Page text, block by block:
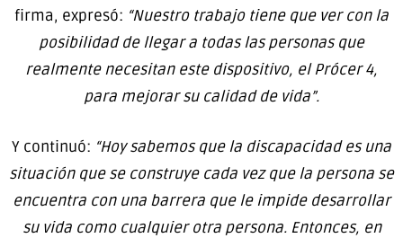
firma, expresó: “Nuestro trabajo tiene que ver con la
posibilidad de llegar a todas las personas que
realmente necesitan este dispositivo, el Prócer 4,
para mejorar su calidad de vida”.
Y continuó: “Hoy sabemos que la discapacidad es una
situación que se construye cada vez que la persona se
encuentra con una barrera que le impide desarrollar
su vida como cualquier otra persona. Entonces, en